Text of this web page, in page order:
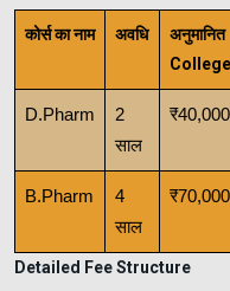
कोर्स का नाम अवधि
D.Pharm
2
साल
₹40,000
B.Pharm
4
साल
₹70,000
Detailed Fee Structure